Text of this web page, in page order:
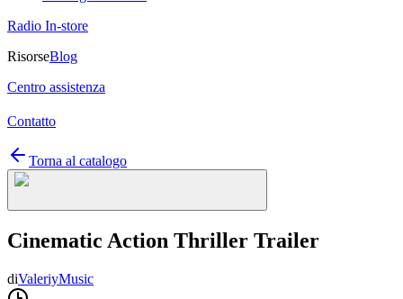
Radio In-store
RisorseBlog
Centro assistenza
Contatto
Torna al catalogo
Cinematic Action Thriller Trailer
diValeriyMusic